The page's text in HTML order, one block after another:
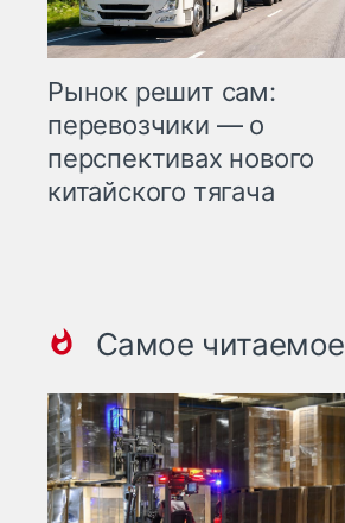
Рынок решит сам:
перевозчики — о
перспективах нового
китайского тягача
Самое читаемое